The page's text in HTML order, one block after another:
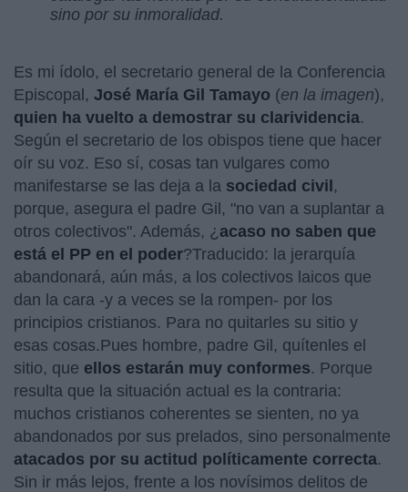
sino por su inmoralidad.
Es mi ídolo, el secretario general de la Conferencia
Episcopal, José María Gil Tamayo (en la imagen),
quien ha vuelto a demostrar su clarividencia.
Según el secretario de los obispos tiene que hacer
oír su voz. Eso sí, cosas tan vulgares como
manifestarse se las deja a la sociedad civil,
porque, asegura el padre Gil, "no van a suplantar a
otros colectivos". Además, ¿ acaso no saben que
está el PP en el poder?Traducido: la jerarquía
abandonará, aún más, a los colectivos laicos que
dan la cara -y a veces se la rompen- por los
principios cristianos. Para no quitarles su sitio y
esas cosas.Pues hombre, padre Gil, quítenles el
sitio, que ellos estarán muy conformes. Porque
resulta que la situación actual es la contraria:
muchos cristianos coherentes se sienten, no ya
abandonados por sus prelados, sino personalmente
atacados por su actitud políticamente correcta.
Sin ir más lejos, frente a los novísimos delitos de